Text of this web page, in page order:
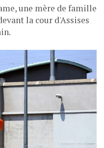
une mère de famille
la cour d'Assises